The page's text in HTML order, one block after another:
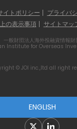
イトポリシー
プライバ
の表示事項
サイトマッ
一般財団法人海外投融資情報財
Institute for Overseas
© JOI inc.,ltd all right
ENGLISH